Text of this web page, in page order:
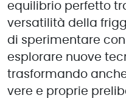
equilibrio perfetto
versatilità della
di sperimentare
esplorare nuove
trasformando
vere e proprie